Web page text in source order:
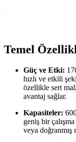
Temel
Güç ve Etki:
hızlı ve etkili
özellikle sert
avantaj sağlar.
Kapasiteler:
geniş bir
veya